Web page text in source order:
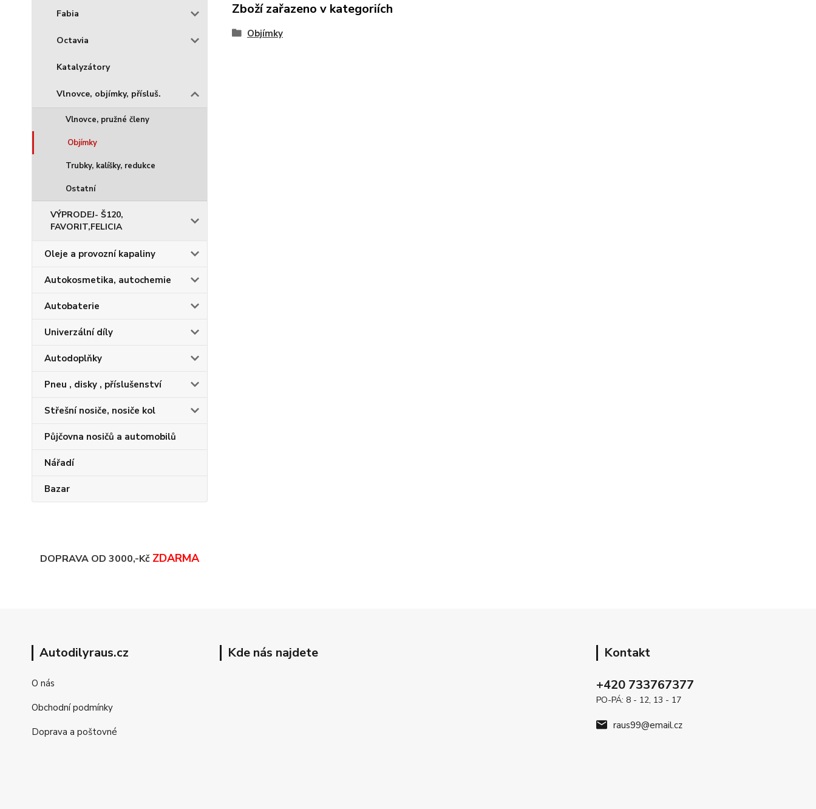
Fabia
Octavia
Katalyzátory
Vlnovce, objímky, přísluš.
Vlnovce, pružné členy
Objímky
Trubky, kalíšky, redukce
Ostatní
VÝPRODEJ- Š120,
FAVORIT,FELICIA
Oleje a provozní kapaliny
Autokosmetika, autochemie
Autobaterie
Univerzální díly
Autodoplňky
Pneu , disky , příslušenství
Střešní nosiče, nosiče kol
Půjčovna nosičů a automobilů
Nářadí
Bazar
DOPRAVA OD 3000,-Kč ZDARMA
Zboží zařazeno v kategoriích
Objímky
Autodilyraus.cz
O nás
Obchodní podmínky
Doprava a poštovné
Kde nás najdete
Kontakt
+420 733767377
PO-PÁ: 8 - 12, 13 - 17
raus99@email.cz